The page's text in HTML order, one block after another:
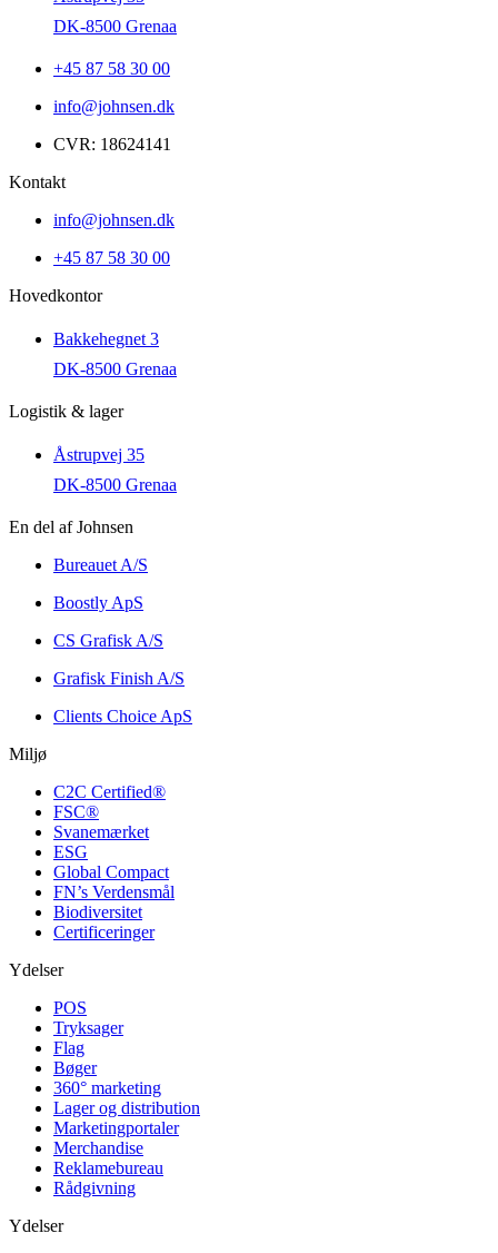
DK-8500 Grenaa
+45 87 58 30 00
info@johnsen.dk
CVR: 18624141
Kontakt
info@johnsen.dk
+45 87 58 30 00
Hovedkontor
Bakkehegnet 3
DK-8500 Grenaa
Logistik & lager
Åstrupvej 35
DK-8500 Grenaa
En del af Johnsen
Bureauet A/S
Boostly ApS
CS Grafisk A/S
Grafisk Finish A/S
Clients Choice ApS
Miljø
C2C Certified®
FSC®
Svanemærket
ESG
Global Compact
FN’s Verdensmål
Biodiversitet
Certificeringer
Ydelser
POS
Tryksager
Flag
Bøger
360° marketing
Lager og distribution
Marketing­portaler
Merchandise
Reklamebureau
Rådgivning
Ydelser